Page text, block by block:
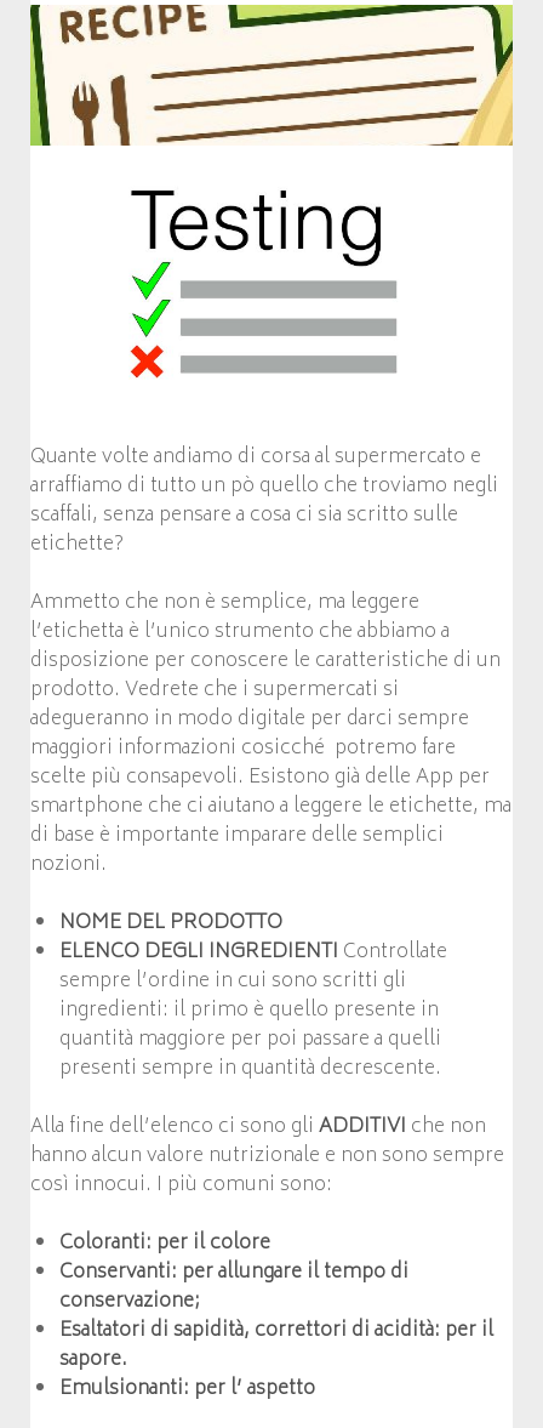
Quante volte andiamo di corsa al supermercato e
arraffiamo di tutto un pò quello che troviamo negli
scaffali, senza pensare a cosa ci sia scritto sulle
etichette?
Ammetto che non è semplice, ma leggere
l’etichetta è l’unico strumento che abbiamo a
disposizione per conoscere le caratteristiche di un
prodotto. Vedrete che i supermercati si
adegueranno in modo digitale per darci sempre
maggiori informazioni cosicché potremo fare
scelte più consapevoli. Esistono già delle App per
smartphone che ci aiutano a leggere le etichette, ma
di base è importante imparare delle semplici
nozioni.
NOME DEL PRODOTTO
ELENCO DEGLI INGREDIENTI Controllate
sempre l’ordine in cui sono scritti gli
ingredienti: il primo è quello presente in
quantità maggiore per poi passare a quelli
presenti sempre in quantità decrescente.
Alla fine dell’elenco ci sono gli ADDITIVI che non
hanno alcun valore nutrizionale e non sono sempre
così innocui. I più comuni sono:
Coloranti: per il colore
Conservanti: per allungare il tempo di
conservazione;
Esaltatori di sapidità, correttori di acidità: per il
sapore.
Emulsionanti: per l’ aspetto